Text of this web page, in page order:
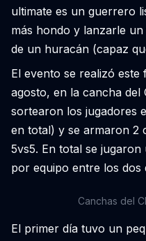
ultimate es un guerrero
más hondo y lanzarle
de un huracán (capaz
El evento se realizó este
agosto, en la cancha del
sortearon los jugadores
en total) y se armaron 2
5vs5. En total se
por equipo entre los dos
Canchas del
El primer día tuvo un